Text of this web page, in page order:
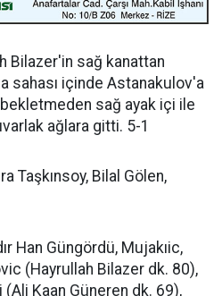
Bilazer'in sağ kanattan
sahası içinde Astanakulov'a
sağ ayak içi ile
ağlara gitti. 5-1
Taşkınsoy, Bilal Gölen,
Han Güngördü, Mujakıic,
(Hayrullah Bilazer dk. 80),
Kaan Güneren dk. 69),